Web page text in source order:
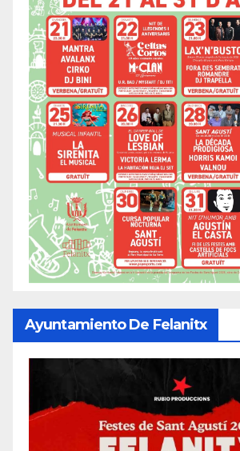
Ayuntamiento De Felanitx